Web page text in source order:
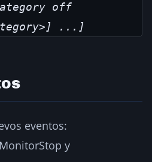
off
...]
eventos:
y